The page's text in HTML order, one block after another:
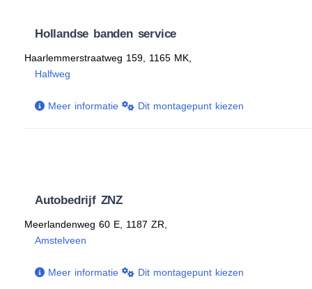
Hollandse banden service
Haarlemmerstraatweg 159, 1165 MK,
Halfweg
Meer informatie Dit montagepunt kiezen
Autobedrijf ZNZ
Meerlandenweg 60 E, 1187 ZR,
Amstelveen
Meer informatie Dit montagepunt kiezen